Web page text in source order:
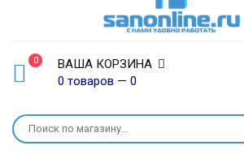
0
ВАША КОРЗИНА
0 товаров — 0